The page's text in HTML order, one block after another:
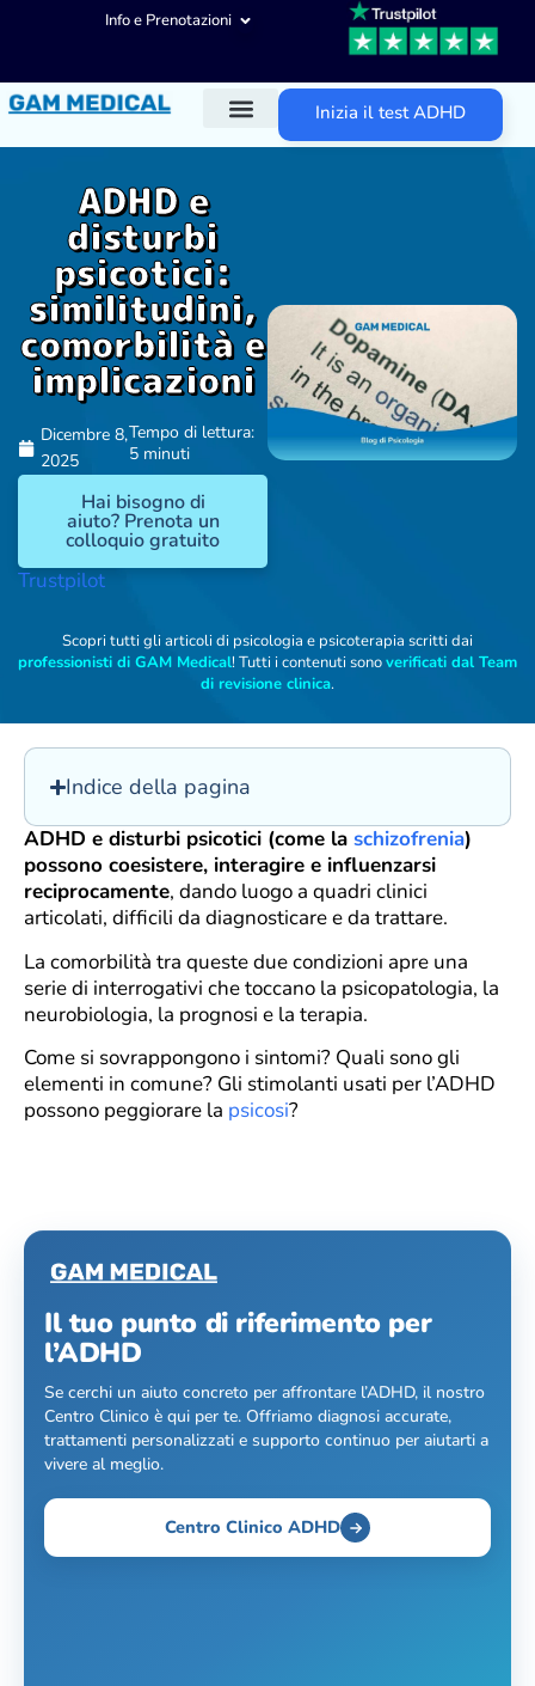
Info e Prenotazioni
Inizia il test ADHD
ADHD e
disturbi
psicotici:
similitudini,
comorbilità e
implicazioni
Dicembre 8,
2025
Tempo di lettura:
5 minuti
Hai bisogno di
aiuto? Prenota un
colloquio gratuito
Trustpilot
Scopri tutti gli articoli di psicologia e psicoterapia scritti dai
professionisti di GAM Medical! Tutti i contenuti sonoverificati dal Team
di revisione clinica.
Indice della pagina
ADHD e disturbi psicotici (come la schizofrenia)
possono coesistere, interagire e influenzarsi
reciprocamente, dando luogo a quadri clinici
articolati, difficili da diagnosticare e da trattare.
La comorbilità tra queste due condizioni apre una
serie di interrogativi che toccano la psicopatologia, la
neurobiologia, la prognosi e la terapia.
Come si sovrappongono i sintomi? Quali sono gli
elementi in comune? Gli stimolanti usati per l’ADHD
possono peggiorare la psicosi?
Il tuo punto di riferimento per
l’ADHD
Se cerchi un aiuto concreto per affrontare l’ADHD, il nostro
Centro Clinico è qui per te. Offriamo diagnosi accurate,
trattamenti personalizzati e supporto continuo per aiutarti a
vivere al meglio.
Centro Clinico ADHD